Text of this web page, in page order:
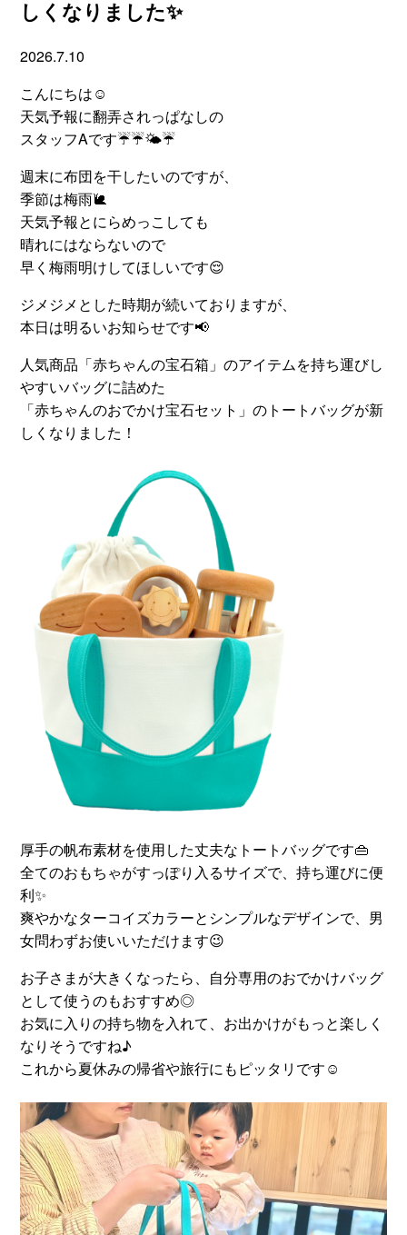
しくなりました✨
2026.7.10
こんにちは☺
天気予報に翻弄されっぱなしの
スタッフAです☔☔🌤☔
週末に布団を干したいのですが、
季節は梅雨🐌
天気予報とにらめっこしても
晴れにはならないので
早く梅雨明けしてほしいです😌
ジメジメとした時期が続いておりますが、
本日は明るいお知らせです📢
人気商品「赤ちゃんの宝石箱」のアイテムを持ち運びし
やすいバッグに詰めた
「赤ちゃんのおでかけ宝石セット」のトートバッグが新
しくなりました！
厚手の帆布素材を使用した丈夫なトートバッグです👜
全てのおもちゃがすっぽり入るサイズで、持ち運びに便
利✨
爽やかなターコイズカラーとシンプルなデザインで、男
女問わずお使いいただけます😉
お子さまが大きくなったら、自分専用のおでかけバッグ
として使うのもおすすめ◎
お気に入りの持ち物を入れて、お出かけがもっと楽しく
なりそうですね♪
これから夏休みの帰省や旅行にもピッタリです☺